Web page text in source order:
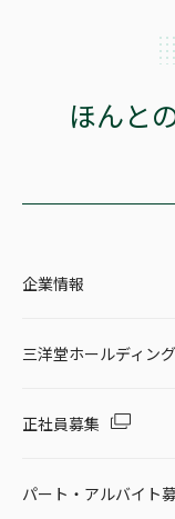
ほんと
企業情報
三洋堂ホールディン
正社員募集
パート・アルバイト